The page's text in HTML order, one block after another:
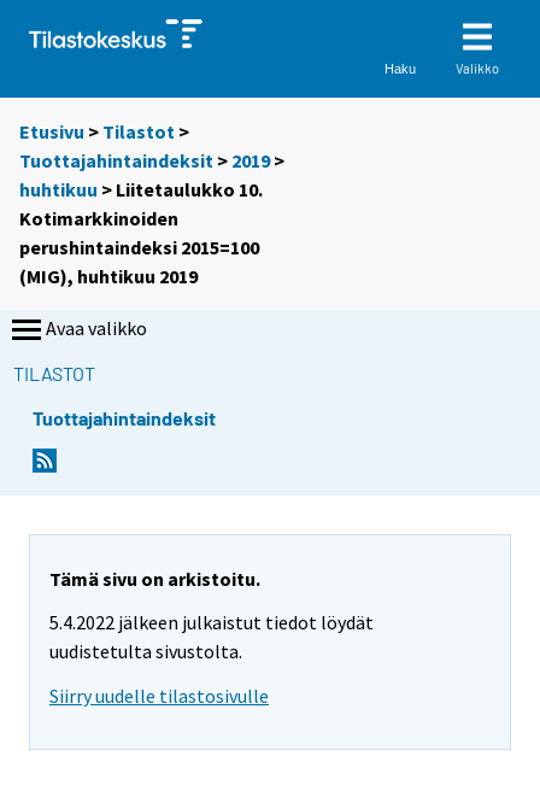
Haku Valikko
Etusivu > Tilastot >
Tuottajahintaindeksit > 2019>
huhtikuu > Liitetaulukko 10.
Kotimarkkinoiden
perushintaindeksi 2015=100
(MIG), huhtikuu 2019
Avaa valikko
TILASTOT
Tuottajahintaindeksit
Tämä sivu on arkistoitu.
5.4.2022 jälkeen julkaistut tiedot löydät
uudistetulta sivustolta.
Siirry uudelle tilastosivulle